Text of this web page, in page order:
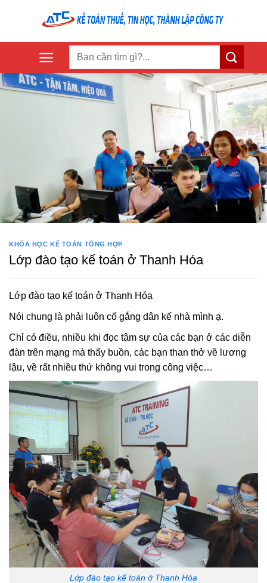
KHÓA HỌC KẾ TOÁN TỔNG HỢP
Lớp đào tạo kế toán ở Thanh Hóa
Lớp đào tạo kế toán ở Thanh Hóa
Nói chung là phải luôn cố gắng dân kế nhà mình ạ.
Chỉ có điều, nhiều khi đọc tâm sự của các bạn ở các diễn
đàn trên mạng mà thấy buồn, các bạn than thở về lương
lậu, về rất nhiều thứ không vui trong công việc…
Lớp đào tạo kế toán ở Thanh Hóa